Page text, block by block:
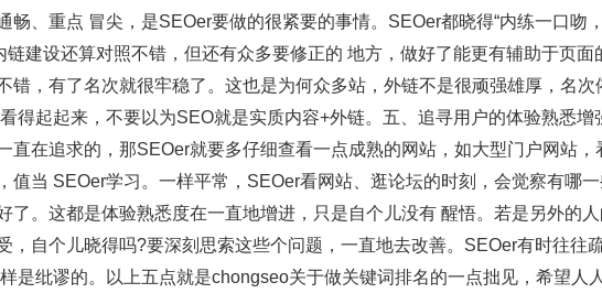
畅、重点 冒尖，是SEOer要做的很紧要的事情。SEOer都晓得“内练一口吻
链建设还算对照不错，但还有众多要修正的 地方，做好了能更有辅助于页面
错，有了名次就很牢稳了。这也是为何众多站，外链不是很顽强雄厚，名次
得起起来，不要以为SEO就是实质内容+外链。五、追寻用户的体验熟悉增
直在追求的，那SEOer就要多仔细查看一点成熟的网站，如大型门户网站，
值当 SEOer学习。一样平常，SEOer看网站、逛论坛的时刻，会觉察有哪
了。这都是体验熟悉度在一直地增进，只是自个儿没有 醒悟。若是另外的人
，自个儿晓得吗?要深刻思索这些个问题，一直地去改善。SEOer有时往往
是纰谬的。以上五点就是chongseo关于做关键词排名的一点拙见，希望人